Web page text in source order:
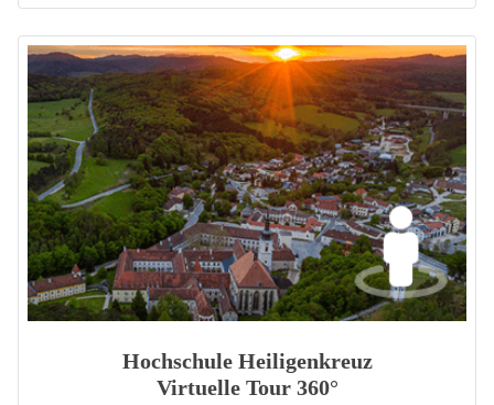
Hochschule Heiligenkreuz
Virtuelle Tour 360°